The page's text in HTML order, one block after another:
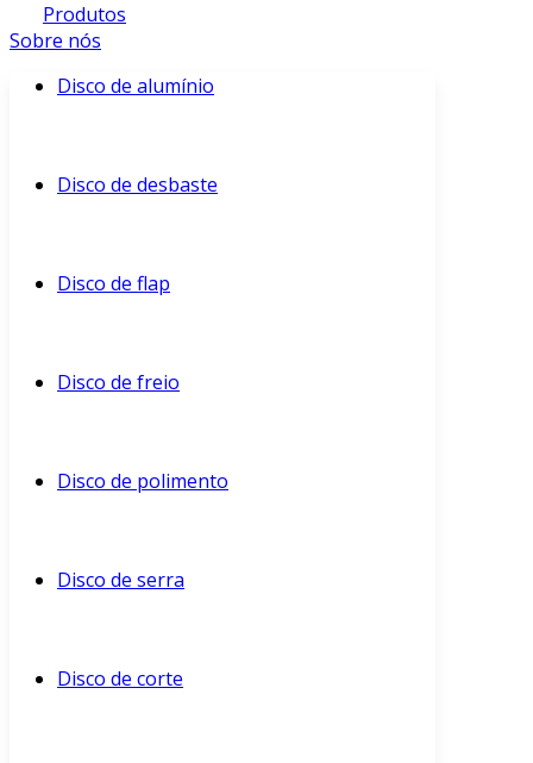
Produtos
Sobre nós
Disco de alumínio
Disco de desbaste
Disco de flap
Disco de freio
Disco de polimento
Disco de serra
Disco de corte